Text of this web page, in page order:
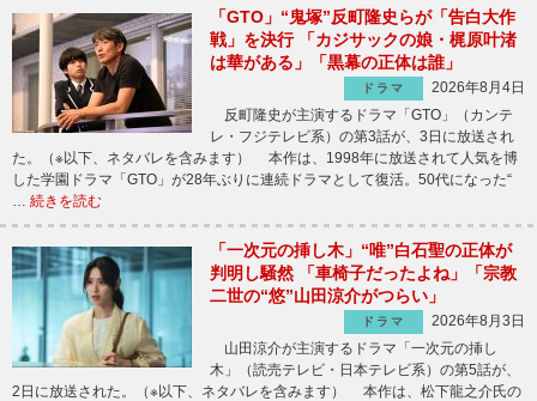
「GTO」“鬼塚”反町隆史らが「告白大作
戦」を決行 「カジサックの娘・梶原叶渚
は華がある」「黒幕の正体は誰」
ドラマ
2026年8月4日
反町隆史が主演するドラマ「GTO」（カンテ
レ・フジテレビ系）の第3話が、3日に放送され
た。（※以下、ネタバレを含みます） 本作は、1998年に放送されて人気を博
した学園ドラマ「GTO」が28年ぶりに連続ドラマとして復活。50代になった“
… 続きを読む
「一次元の挿し木」“唯”白石聖の正体が
判明し騒然 「車椅子だったよね」「宗教
二世の“悠”山田涼介がつらい」
ドラマ
2026年8月3日
山田涼介が主演するドラマ「一次元の挿し
木」（読売テレビ・日本テレビ系）の第5話が、
2日に放送された。（※以下、ネタバレを含みます） 本作は、松下龍之介氏の